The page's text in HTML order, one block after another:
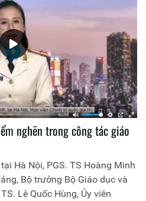
nghẽn trong công tác giáo
Hà Nội, PGS. TS Hoàng Minh
Bộ trưởng Bộ Giáo dục và
Lê Quốc Hùng, Ủy viên